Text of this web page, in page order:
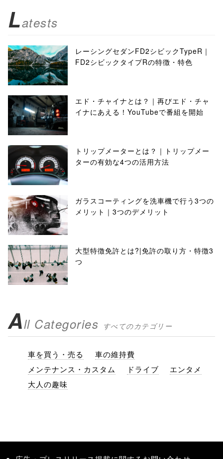
Latests
レーシングセダンFD2シビックTypeR｜
FD2シビックタイプRの特徴・特色
エド・チャイナとは？｜再びエド・チャ
イナにあえる！YouTubeで番組を開始
トリップメーターとは？｜トリップメー
ターの有効な4つの活用方法
ガラスコーティングを洗車機で行う3つの
メリット｜3つのデメリット
大型特徴免許とは?|免許の取り方・特徴3
つ
All Categories すべてのカテゴリー
車を買う・売る
車の維持費
メンテナンス・カスタム
ドライブ
エンタメ
大人の趣味